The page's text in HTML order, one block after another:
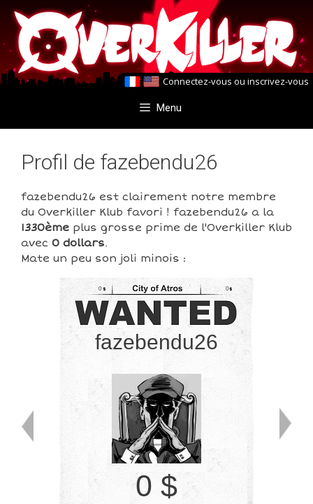
Aller
au
contenu
Aller
au
contenu
Connectez-vous ou inscrivez-vous
Menu
Profil de fazebendu26
fazebendu26 est clairement notre membre
du Overkiller Klub favori ! fazebendu26 a la
1330ème plus grosse prime de l'Overkiller Klub
avec 0 dollars.
Mate un peu son joli minois :
0
fazebendu26
0
0 $